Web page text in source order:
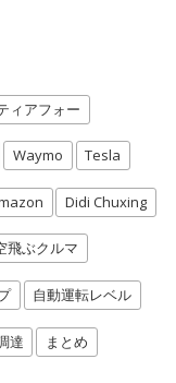
ィアフォー
Waymo Tesla
Didi Chuxing
飛ぶクルマ
自動運転レベル
達 まとめ